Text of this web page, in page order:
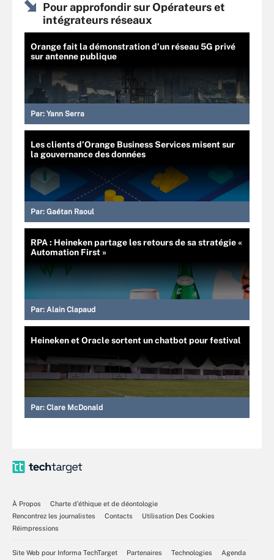
Pour approfondir sur Opérateurs et
intégrateurs réseaux
Orange fait la démonstration d’un réseau 5G privé
sur antenne publique
Par: Yann Serra
Les clients d’Orange Business Services misent sur
la gouvernance des données
Par: Gaétan Raoul
RPA : Heineken partage les retours de sa stratégie «
Automation First »
Par: Alain Clapaud
Heineken et Oracle sortent un chatbot pour festival
Par: Clare McDonald
À Propos
Charte d’éthique et de déontologie
Rencontrez les journalistes
Contacts
Utilisation Des Cookies
Réimpressions
Site Web pour Informa TechTarget Partenaires Technologies Agenda